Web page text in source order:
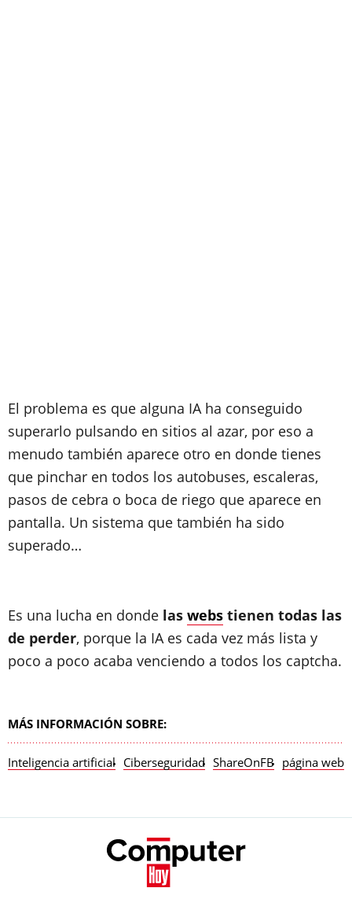
El problema es que alguna IA ha conseguido
superarlo pulsando en sitios al azar, por eso a
menudo también aparece otro en donde tienes
que pinchar en todos los autobuses, escaleras,
pasos de cebra o boca de riego que aparece en
pantalla. Un sistema que también ha sido
superado…
Es una lucha en donde las webs tienen todas las
de perder, porque la IA es cada vez más lista y
poco a poco acaba venciendo a todos los captcha.
MÁS INFORMACIÓN SOBRE:
Inteligencia artificial Ciberseguridad ShareOnFB página web